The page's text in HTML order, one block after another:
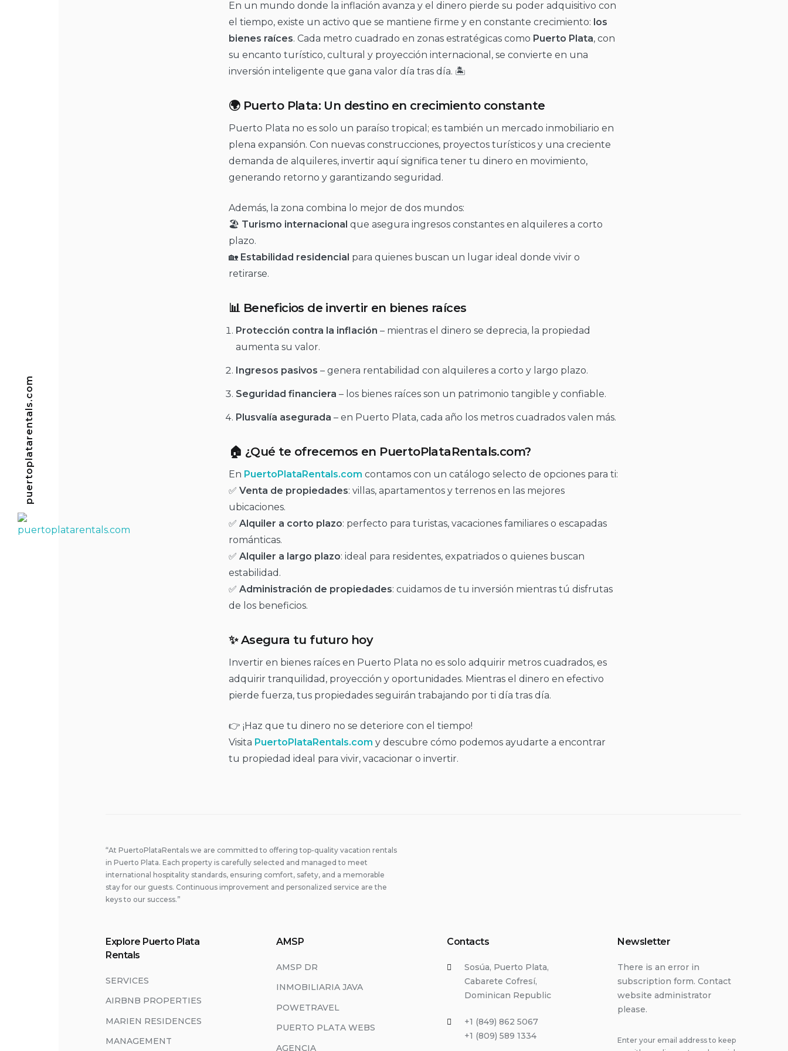
puertoplatarentals.com
En un mundo donde la inflación avanza y el dinero pierde su poder adquisitivo con
el tiempo, existe un activo que se mantiene firme y en constante crecimiento: los
bienes raíces. Cada metro cuadrado en zonas estratégicas como Puerto Plata, con
su encanto turístico, cultural y proyección internacional, se convierte en una
inversión inteligente que gana valor día tras día. 🏝️
🌍 Puerto Plata: Un destino en crecimiento constante
Puerto Plata no es solo un paraíso tropical; es también un mercado inmobiliario en
plena expansión. Con nuevas construcciones, proyectos turísticos y una creciente
demanda de alquileres, invertir aquí significa tener tu dinero en movimiento,
generando retorno y garantizando seguridad.
Además, la zona combina lo mejor de dos mundos:
🏖️ Turismo internacional que asegura ingresos constantes en alquileres a corto
plazo.
🏡 Estabilidad residencial para quienes buscan un lugar ideal donde vivir o
retirarse.
📊 Beneficios de invertir en bienes raíces
Protección contra la inflación – mientras el dinero se deprecia, la propiedad
aumenta su valor.
Ingresos pasivos – genera rentabilidad con alquileres a corto y largo plazo.
Seguridad financiera – los bienes raíces son un patrimonio tangible y confiable.
Plusvalía asegurada – en Puerto Plata, cada año los metros cuadrados valen más.
🏠 ¿Qué te ofrecemos en PuertoPlataRentals.com?
En PuertoPlataRentals.com contamos con un catálogo selecto de opciones para ti:
✅ Venta de propiedades: villas, apartamentos y terrenos en las mejores
ubicaciones.
✅ Alquiler a corto plazo: perfecto para turistas, vacaciones familiares o escapadas
románticas.
✅ Alquiler a largo plazo: ideal para residentes, expatriados o quienes buscan
estabilidad.
✅ Administración de propiedades: cuidamos de tu inversión mientras tú disfrutas
de los beneficios.
✨ Asegura tu futuro hoy
Invertir en bienes raíces en Puerto Plata no es solo adquirir metros cuadrados, es
adquirir tranquilidad, proyección y oportunidades. Mientras el dinero en efectivo
pierde fuerza, tus propiedades seguirán trabajando por ti día tras día.
👉 ¡Haz que tu dinero no se deteriore con el tiempo!
Visita PuertoPlataRentals.com y descubre cómo podemos ayudarte a encontrar
tu propiedad ideal para vivir, vacacionar o invertir.
“At PuertoPlataRentals we are committed to offering top-quality vacation rentals
in Puerto Plata. Each property is carefully selected and managed to meet
international hospitality standards, ensuring comfort, safety, and a memorable
stay for our guests. Continuous improvement and personalized service are the
keys to our success.”
Explore Puerto Plata
Rentals
SERVICES
AIRBNB PROPERTIES
MARIEN RESIDENCES
MANAGEMENT
AMSP
AMSP DR
INMOBILIARIA JAVA
POWETRAVEL
PUERTO PLATA WEBS
AGENCIA
Contacts
Sosúa, Puerto Plata,
Cabarete Cofresí,
Dominican Republic
+1 (849) 862 5067
+1 (809) 589 1334
Newsletter
There is an error in
subscription form. Contact
website administrator
please.
Enter your email address to keep